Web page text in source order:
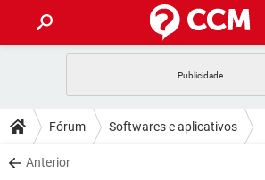
CELULAR FACEBOOK
OUTLOOK
DICAS
JOGOS WHATSAPP
DOWNLOADS
Fórum Softwares e aplicativos
Anterior